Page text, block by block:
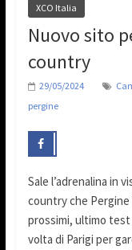
XCO Italia
Nuovo sito
country
29/05/2024
pergine
Sale l’adrenalina in
country che Pergine
prossimi, ultimo test
volta di Parigi per